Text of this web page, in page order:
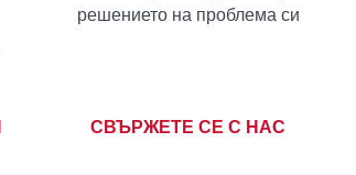
решението на проблема си
СВЪРЖЕТЕ СЕ С НАС